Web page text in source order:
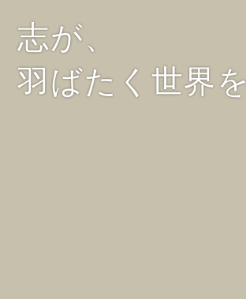
志が、
羽ばたく世界を